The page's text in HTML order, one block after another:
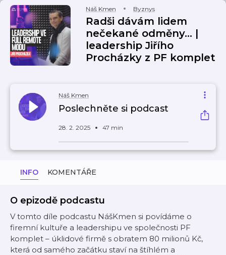
Náš Kmen Byznys
Radši dávám lidem
nečekané odměny... |
leadership Jiřího
Procházky z PF komplet
Náš Kmen
Poslechněte si podcast
28. 2. 2025 47 min
INFO KOMENTÁŘE
O epizodě podcastu
V tomto díle podcastu NášKmen si povídáme o
firemní kultuře a leadershipu ve společnosti PF
komplet – úklidové firmě s obratem 80 milionů Kč,
která od samého začátku staví na štíhlém a